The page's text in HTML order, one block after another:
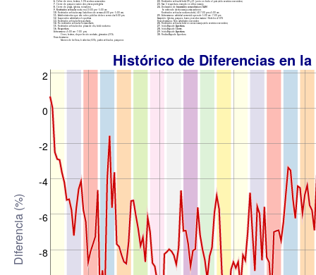
Histórico de Diferencias en la
Diferencia (%) -8
-6
-4
-2
0
2